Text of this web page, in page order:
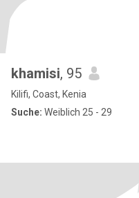
khamisi, 95
Kilifi, Coast, Kenia
Suche: Weiblich 25 - 29